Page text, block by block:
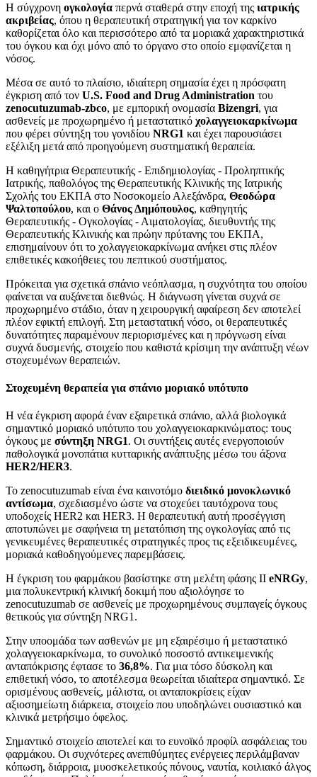
Η σύγχρονη ογκολογία περνά σταθερά στην εποχή της ιατρικής
ακριβείας, όπου η θεραπευτική στρατηγική για τον καρκίνο
καθορίζεται όλο και περισσότερο από τα μοριακά χαρακτηριστικά
του όγκου και όχι μόνο από το όργανο στο οποίο εμφανίζεται η
νόσος.
Μέσα σε αυτό το πλαίσιο, ιδιαίτερη σημασία έχει η πρόσφατη
έγκριση από τον U.S. Food and Drug Administration του
zenocutuzumab-zbco, με εμπορική ονομασία Bizengri, για
ασθενείς με προχωρημένο ή μεταστατικό χολαγγειοκαρκίνωμα
που φέρει σύντηξη του γονιδίου NRG1 και έχει παρουσιάσει
εξέλιξη μετά από προηγούμενη συστηματική θεραπεία.
Η καθηγήτρια Θεραπευτικής - Επιδημιολογίας - Προληπτικής
Ιατρικής, παθολόγος της Θεραπευτικής Κλινικής της Ιατρικής
Σχολής του ΕΚΠΑ στο Νοσοκομείο Αλεξάνδρα, Θεοδώρα
Ψαλτοπούλου, και ο Θάνος Δημόπουλος, καθηγητής
Θεραπευτικής - Ογκολογίας - Αιματολογίας, διευθυντής της
Θεραπευτικής Κλινικής και πρώην πρύτανης του ΕΚΠΑ,
επισημαίνουν ότι το χολαγγειοκαρκίνωμα ανήκει στις πλέον
επιθετικές κακοήθειες του πεπτικού συστήματος.
Πρόκειται για σχετικά σπάνιο νεόπλασμα, η συχνότητα του οποίου
φαίνεται να αυξάνεται διεθνώς. Η διάγνωση γίνεται συχνά σε
προχωρημένο στάδιο, όταν η χειρουργική αφαίρεση δεν αποτελεί
πλέον εφικτή επιλογή. Στη μεταστατική νόσο, οι θεραπευτικές
δυνατότητες παραμένουν περιορισμένες και η πρόγνωση είναι
συχνά δυσμενής, στοιχείο που καθιστά κρίσιμη την ανάπτυξη νέων
στοχευμένων θεραπειών.
Στοχευμένη θεραπεία για σπάνιο μοριακό υπότυπο
Η νέα έγκριση αφορά έναν εξαιρετικά σπάνιο, αλλά βιολογικά
σημαντικό μοριακό υπότυπο του χολαγγειοκαρκινώματος: τους
όγκους με σύντηξη NRG1. Οι συντήξεις αυτές ενεργοποιούν
παθολογικά μονοπάτια κυτταρικής ανάπτυξης μέσω του άξονα
HER2/HER3.
Το zenocutuzumab είναι ένα καινοτόμο διειδικό μονοκλωνικό
αντίσωμα, σχεδιασμένο ώστε να στοχεύει ταυτόχρονα τους
υποδοχείς HER2 και HER3. Η θεραπευτική αυτή προσέγγιση
αποτυπώνει με σαφήνεια τη μετατόπιση της ογκολογίας από τις
γενικευμένες θεραπευτικές στρατηγικές προς τις εξειδικευμένες,
μοριακά καθοδηγούμενες παρεμβάσεις.
Η έγκριση του φαρμάκου βασίστηκε στη μελέτη φάσης ΙΙ eNRGy,
μια πολυκεντρική κλινική δοκιμή που αξιολόγησε το
zenocutuzumab σε ασθενείς με προχωρημένους συμπαγείς όγκους
θετικούς για σύντηξη NRG1.
Στην υποομάδα των ασθενών με μη εξαιρέσιμο ή μεταστατικό
χολαγγειοκαρκίνωμα, το συνολικό ποσοστό αντικειμενικής
ανταπόκρισης έφτασε το 36,8%. Για μια τόσο δύσκολη και
επιθετική νόσο, το αποτέλεσμα θεωρείται ιδιαίτερα σημαντικό. Σε
ορισμένους ασθενείς, μάλιστα, οι ανταποκρίσεις είχαν
αξιοσημείωτη διάρκεια, στοιχείο που υποδηλώνει ουσιαστικό και
κλινικά μετρήσιμο όφελος.
Σημαντικό στοιχείο αποτελεί και το ευνοϊκό προφίλ ασφάλειας του
φαρμάκου. Οι συχνότερες ανεπιθύμητες ενέργειες περιλάμβαναν
κόπωση, διάρροια, μυοσκελετικούς πόνους, ναυτία, κοιλιακό άλγος